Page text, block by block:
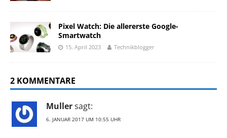
Pixel Watch: Die allererste Google-
Smartwatch
15. April 2023 Technikblogger
2 KOMMENTARE
Mullersagt:
6. JANUAR 2017 UM 10:55 UHR